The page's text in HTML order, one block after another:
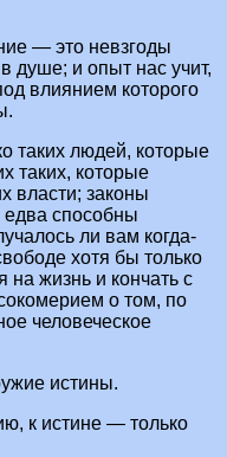
— это невзгоды
душе; и опыт нас учит,
влиянием которого
таких людей, которые
таких, которые
власти; законы
едва способны
ли вам когда-
хотя бы только
на жизнь и кончать с
о том, по
человеческое
истины.
к истине — только